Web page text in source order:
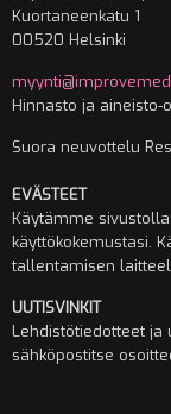
Kuortaneenkatu 1
00520 Helsinki
Hinnasto ja aineisto-
Suora neuvottelu
EVÄSTEET
Käytämme
käyttökokemustasi.
tallentamisen
UUTISVINKIT
Lehdistötiedotteet ja
sähköpostitse